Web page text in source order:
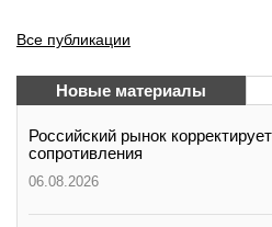
Все публикации
Новые материалы
Российский рынок
сопротивления
06.08.2026